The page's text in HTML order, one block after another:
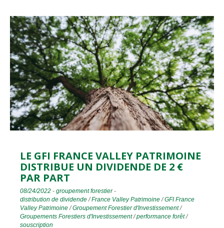
LE GFI FRANCE VALLEY PATRIMOINE
DISTRIBUE UN DIVIDENDE DE 2 €
PAR PART
08/24/2022 - groupement forestier-
distribution de dividende/France Valley Patrimoine/GFI France
Valley Patrimoine/Groupement Forestier d'Investissement/
Groupements Forestiers d'Investissement/performance forêt/
souscription